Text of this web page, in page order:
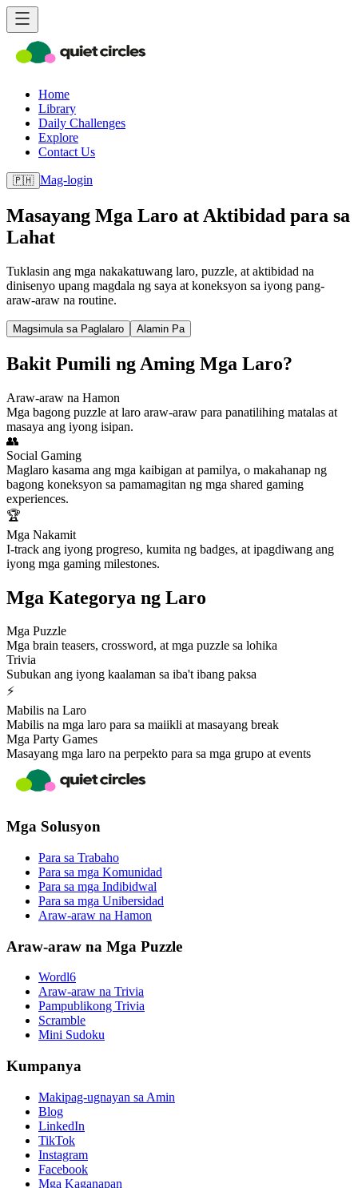
Home
Library
Daily Challenges
Explore
Contact Us
🇵🇭 Mag-login
Masayang Mga Laro at Aktibidad para sa
Lahat
Tuklasin ang mga nakakatuwang laro, puzzle, at aktibidad na
dinisenyo upang magdala ng saya at koneksyon sa iyong pang-
araw-araw na routine.
Magsimula sa Paglalaro Alamin Pa
Bakit Pumili ng Aming Mga Laro?
Araw-araw na Hamon
Mga bagong puzzle at laro araw-araw para panatilihing matalas at
masaya ang iyong isipan.
👥
Social Gaming
Maglaro kasama ang mga kaibigan at pamilya, o makahanap ng
bagong koneksyon sa pamamagitan ng mga shared gaming
experiences.
🏆
Mga Nakamit
I-track ang iyong progreso, kumita ng badges, at ipagdiwang ang
iyong mga gaming milestones.
Mga Kategorya ng Laro
Mga Puzzle
Mga brain teasers, crossword, at mga puzzle sa lohika
Trivia
Subukan ang iyong kaalaman sa iba't ibang paksa
⚡
Mabilis na Laro
Mabilis na mga laro para sa maiikli at masayang break
Mga Party Games
Masayang mga laro na perpekto para sa mga grupo at events
Mga Solusyon
Para sa Trabaho
Para sa mga Komunidad
Para sa mga Indibidwal
Para sa mga Unibersidad
Araw-araw na Hamon
Araw-araw na Mga Puzzle
Wordl6
Araw-araw na Trivia
Pampublikong Trivia
Scramble
Mini Sudoku
Kumpanya
Makipag-ugnayan sa Amin
Blog
LinkedIn
TikTok
Instagram
Facebook
Mga Kaganapan